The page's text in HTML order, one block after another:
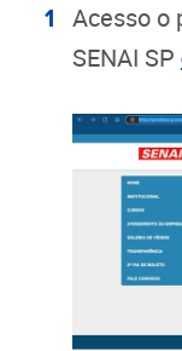
Acesso o
SENAI SP